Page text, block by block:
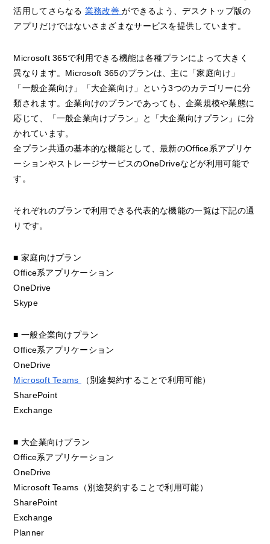
活用してさらなる 業務改善ができるよう、デスクトップ版の
アプリだけではないさまざまなサービスを提供しています。
Microsoft 365で利用できる機能は各種プランによって大きく
異なります。Microsoft 365のプランは、主に「家庭向け」
「一般企業向け」「大企業向け」という3つのカテゴリーに分
類されます。企業向けのプランであっても、企業規模や業態に
応じて、「一般企業向けプラン」と「大企業向けプラン」に分
かれています。
全プラン共通の基本的な機能として、最新のOffice系アプリケ
ーションやストレージサービスのOneDriveなどが利用可能で
す。
それぞれのプランで利用できる代表的な機能の一覧は下記の通
りです。
■ 家庭向けプラン
Office系アプリケーション
OneDrive
Skype
■ 一般企業向けプラン
Office系アプリケーション
OneDrive
Microsoft Teams
（別途契約することで利用可能）
SharePoint
Exchange
■ 大企業向けプラン
Office系アプリケーション
OneDrive
Microsoft Teams（別途契約することで利用可能）
SharePoint
Exchange
Planner